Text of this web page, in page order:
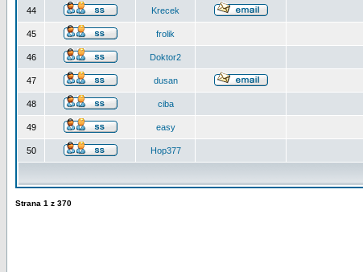
44 Krecek
45 frolik
46 Doktor2
47 dusan
48 ciba
49 easy
50 Hop377
Strana 1 z 370